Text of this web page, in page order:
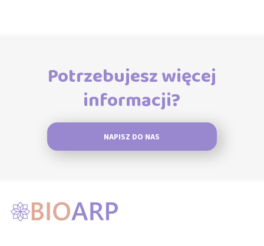
Potrzebujesz więcej
informacji?
NAPISZ DO NAS